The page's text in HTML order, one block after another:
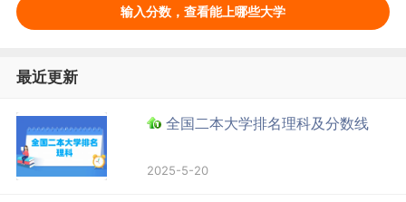
输入分数，查看能上哪些大学
最近更新
全国二本大学排名理科及分数线
2025-5-20